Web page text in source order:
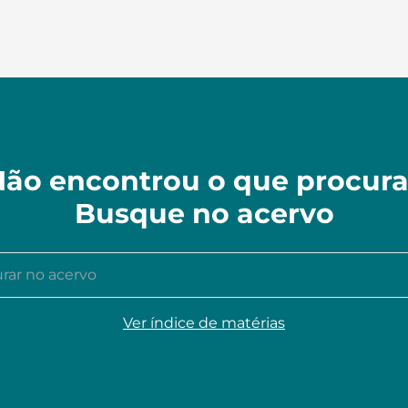
encontrou o que
Busque no acervo
acervo
Ver índice de matérias